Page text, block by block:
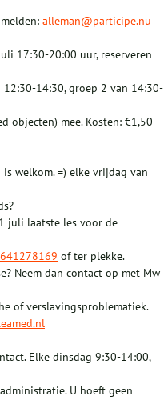
alleman@participe.nu
17:30-20:00 uur, reserveren
14:30, groep 2 van 14:30-
objecten) mee. Kosten: €1,50
welkom. =) elke vrijdag van
juli laatste les voor de
of ter plekke.
Neem dan contact op met Mw
of verslavingsproblematiek.
Elke dinsdag 9:30-14:00,
U hoeft geen